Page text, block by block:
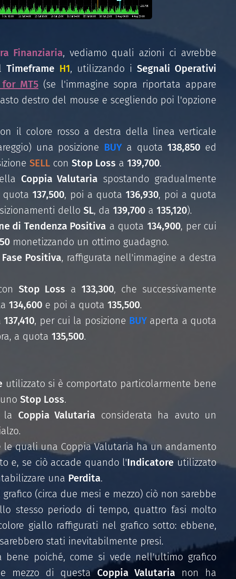
Finanziaria, vediamo quali azioni ci avrebbe
Timeframe H1, utilizzando i Segnali Operativi
MT5 (se l'immagine sopra riportata appare
destro del mouse e scegliendo poi l'opzione
il colore rosso a destra della linea verticale
una posizione BUYa quota138,850 ed
SELL con Stop Loss a 139,700.
Coppia Valutaria spostando gradualmente
quota137,500, poi a quota136,930, poi a quota
dello SL, da 139,700 a 135,120).
di Tendenza Positiva a quota 134,900, per cui
monetizzando un ottimo guadagno.
Fase Positiva, raffigurata nell'immagine a destra
Stop Loss a 133,300, che successivamente
134,600 e poi a quota 135,500.
137,410, per cui la posizione BUYaperta a quota
a quota 135,500.
utilizzato si è comportato particolarmente bene
Stop Loss.
la Coppia Valutaria considerata ha avuto un
quali una Coppia Valutaria ha un andamento
e, se ciò accade quando l'Indicatore utilizzato
una Perdita.
(circa due mesi e mezzo) ciò non sarebbe
stesso periodo di tempo, quattro fasi molto
giallo raffigurati nel grafico sotto: ebbene,
sarebbero stati inevitabilmente presi.
poiché, come si vede nell'ultimo grafico
mezzo di questaCoppia Valutaria non ha